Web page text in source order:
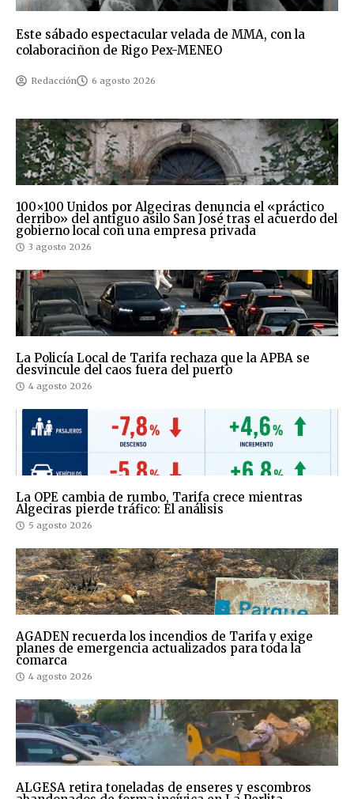
Este sábado espectacular velada de MMA, con la
colaboraciñon de Rigo Pex-MENEO
Redacción 6 agosto 2026
100×100 Unidos por Algeciras denuncia el «práctico
derribo» del antiguo asilo San José tras el acuerdo del
gobierno local con una empresa privada
3 agosto 2026
La Policía Local de Tarifa rechaza que la APBA se
desvincule del caos fuera del puerto
4 agosto 2026
La OPE cambia de rumbo, Tarifa crece mientras
Algeciras pierde tráfico: El análisis
5 agosto 2026
AGADEN recuerda los incendios de Tarifa y exige
planes de emergencia actualizados para toda la
comarca
4 agosto 2026
ALGESA retira toneladas de enseres y escombros